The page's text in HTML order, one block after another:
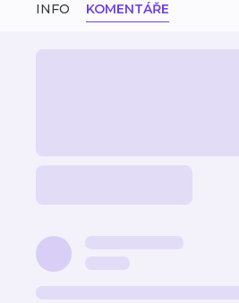
INFO KOMENTÁŘE